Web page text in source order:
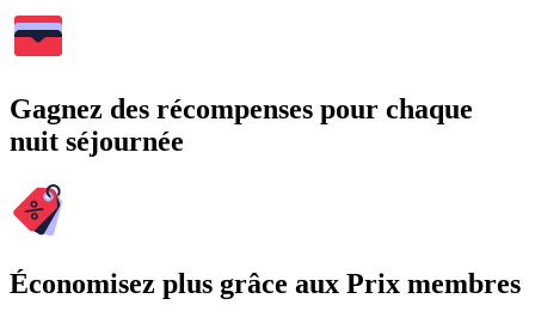
Gagnez des récompenses pour chaque
nuit séjournée
Économisez plus grâce aux Prix membres